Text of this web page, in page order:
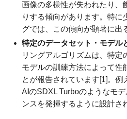
画像の多様性が失われたり、
りする傾向があります。特に
グでは、この傾向が顕著に出
特定のデータセット・モデル
リングアルゴリズムは、特定
モデルの訓練方法によって性
とが報告されています[1]。
AIのSDXL Turboのようなモ
ンスを発揮するように設計さ